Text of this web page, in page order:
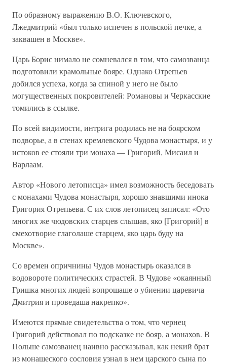
По образному выражению В.О. Ключевского,
Лжедмитрий «был только испечен в польской печке, а
заквашен в Москве».
Царь Борис нимало не сомневался в том, что самозванца
подготовили крамольные бояре. Однако Отрепьев
добился успеха, когда за спиной у него не было
могущественных покровителей: Романовы и Черкасские
томились в ссылке.
По всей видимости, интрига родилась не на боярском
подворье, а в стенах кремлевского Чудова монастыря, и у
истоков ее стояли три монаха — Григорий, Мисаил и
Варлаам.
Автор «Нового летописца» имел возможность беседовать
с монахами Чудова монастыря, хорошо знавшими инока
Григория Отрепьева. С их слов летописец записал: «Ото
многих же чюдовских старцев слышав, яко [Григорий] в
смехотворие глаголаше старцем, яко царь буду на
Москве».
Со времен опричнины Чудов монастырь оказался в
водовороте политических страстей. В Чудове «окаянный
Гришка многих людей вопрошаше о убиении царевича
Дмитрия и проведаша накрепко».
Имеются прямые свидетельства о том, что чернец
Григорий действовал по подсказке не бояр, а монахов. В
Польше самозванец наивно рассказывал, как некий брат
из монашеского сословия узнал в нем царского сына по